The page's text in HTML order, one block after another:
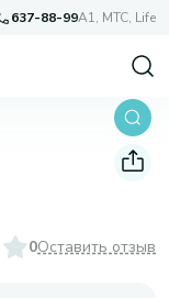
637-88-99A1, МТС, Life
0Оставить отзыв